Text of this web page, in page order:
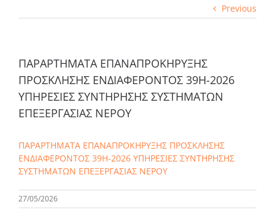
Previous
ΠΑΡΑΡΤΗΜΑΤΑ ΕΠΑΝΑΠΡΟΚΗΡΥΞΗΣ
ΠΡΟΣΚΛΗΣΗΣ ΕΝΔΙΑΦΕΡΟΝΤΟΣ 39Η-2026
ΥΠΗΡΕΣΙΕΣ ΣΥΝΤΗΡΗΣΗΣ ΣΥΣΤΗΜΑΤΩΝ
ΕΠΕΞΕΡΓΑΣΙΑΣ ΝΕΡΟΥ
ΠΑΡΑΡΤΗΜΑΤΑ ΕΠΑΝΑΠΡΟΚΗΡΥΞΗΣ ΠΡΟΣΚΛΗΣΗΣ
ΕΝΔΙΑΦΕΡΟΝΤΟΣ 39Η-2026 ΥΠΗΡΕΣΙΕΣ ΣΥΝΤΗΡΗΣΗΣ
ΣΥΣΤΗΜΑΤΩΝ ΕΠΕΞΕΡΓΑΣΙΑΣ ΝΕΡΟΥ
27/05/2026